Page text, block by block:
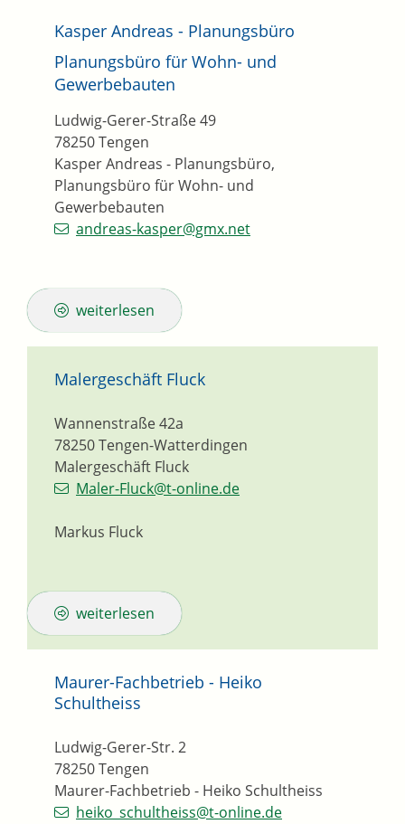
Kasper Andreas - Planungsbüro
Planungsbüro für Wohn- und
Gewerbebauten
Kasper Andreas - Planungsbüro,
Planungsbüro für Wohn- und
Gewerbebauten
Ludwig-Gerer-Straße 49
78250Tengen
andreas-kasper@gmx.net
weiterlesen
Malergeschäft Fluck
Malergeschäft Fluck
Wannenstraße 42a
78250Tengen-Watterdingen
Maler-Fluck@t-online.de
Markus Fluck
weiterlesen
Maurer-Fachbetrieb - Heiko
Schultheiss
Maurer-Fachbetrieb - Heiko Schultheiss
Ludwig-Gerer-Str. 2
78250Tengen
heiko_schultheiss@t-online.de